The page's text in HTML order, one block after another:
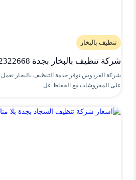
تنظيف بالبخار
شركة تنظيف بالبخار بجدة 0552322668
شركة الفردوس توفر خدمة التنظيف بالبخار نعمل
على المفروشات مع الحفاظ عل..